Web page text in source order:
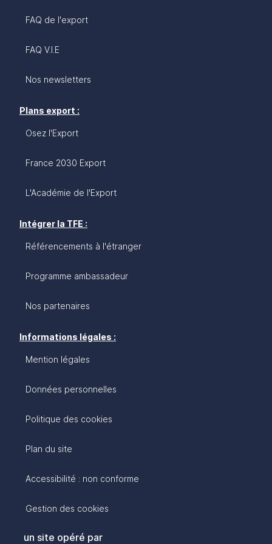
FAQ de l'export
FAQ V.I.E
Nos newsletters
Plans export :
Osez l'Export
France 2030 Export
L'Académie de l'Export
Intégrer la TFE :
Référencements à l'étranger
Programme ambassadeur
Nos partenaires
Informations légales :
Mention légales
Données personnelles
Politique des cookies
Plan du site
Accessibilité : non conforme
Gestion des cookies
un site opéré par